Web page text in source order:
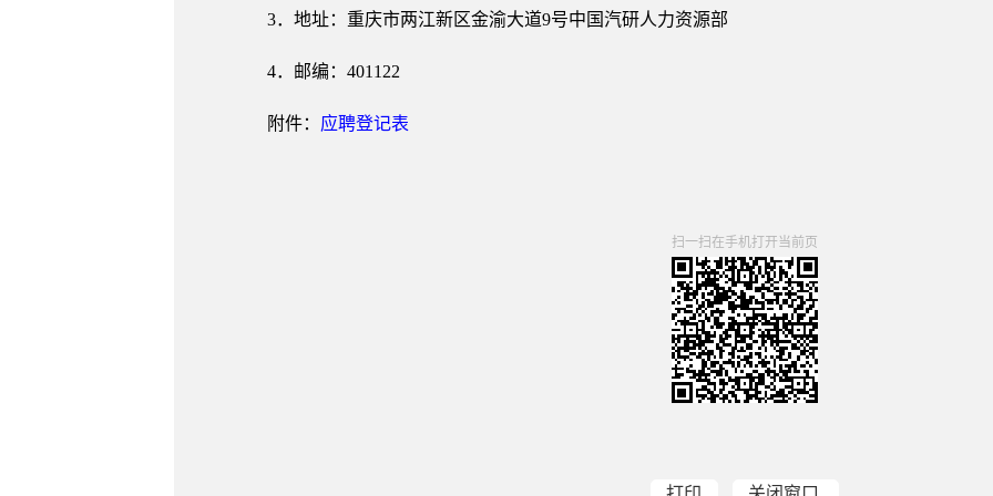
3．地址：重庆市两江新区金渝大道9号中国汽研人力资源部
4．邮编：401122
附件： 应聘登记表
扫一扫在手机打开当前页